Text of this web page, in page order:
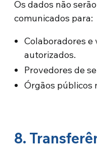
Os dados não
comunicados para:
Colaboradores
autorizados.
Provedores de
Órgãos públicos
8.